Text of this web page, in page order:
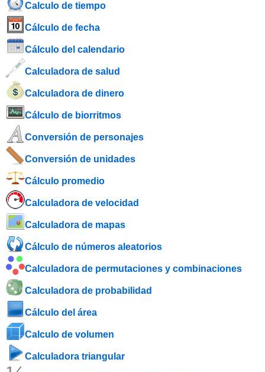
Calculo de tiempo
Cálculo de fecha
Cálculo del calendario
Calculadora de salud
Calculadora de dinero
Cálculo de biorritmos
Conversión de personajes
Conversión de unidades
Cálculo promedio
Calculadora de velocidad
Calculadora de mapas
Cálculo de números aleatorios
Calculadora de permutaciones y combinaciones
Calculadora de probabilidad
Cálculo del área
Calculo de volumen
Calculadora triangular